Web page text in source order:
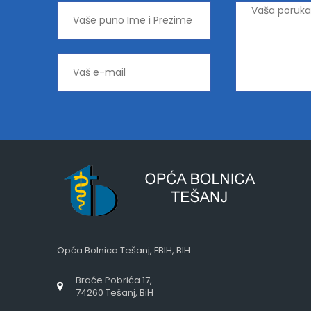
Opća Bolnica Tešanj, FBIH, BIH
Braće Pobrića 17,
74260 Tešanj, BiH